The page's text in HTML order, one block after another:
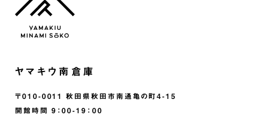
ヤマキウ南倉庫
〒010-0011 秋田県秋田市南通亀の町4-15
開館時間 9：00-19：00